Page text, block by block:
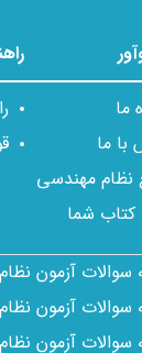
ما
با ما
نظام مهندسی
شما
سوالات آزمون
سوالات آزمون
سوالات آزمون